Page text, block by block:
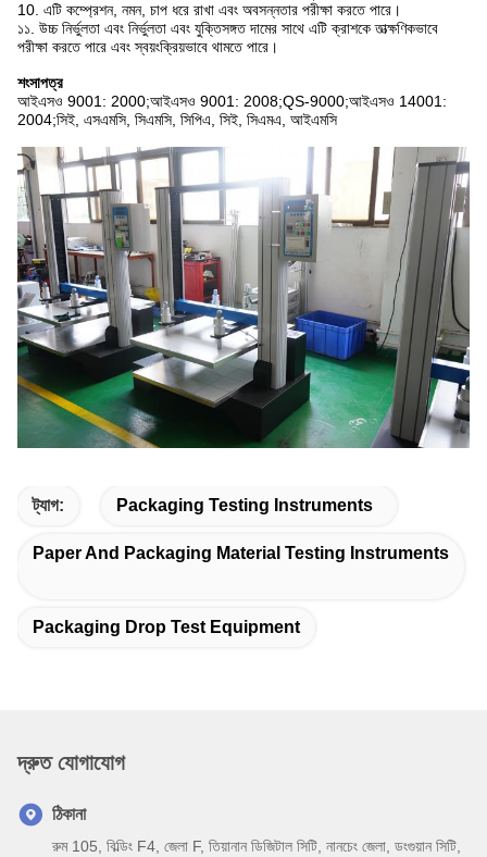
10. এটি কম্প্রেশন, নমন, চাপ ধরে রাখা এবং অবসন্নতার পরীক্ষা করতে পারে।
১১. উচ্চ নির্ভুলতা এবং নির্ভুলতা এবং যুক্তিসঙ্গত দামের সাথে এটি ক্রাশকে তাত্ক্ষণিকভাবে
পরীক্ষা করতে পারে এবং স্বয়ংক্রিয়ভাবে থামতে পারে।
শংসাপত্র
আইএসও 9001: 2000;আইএসও 9001: 2008;QS-9000;আইএসও 14001:
2004;সিই, এসএমসি, সিএমসি, সিপিএ, সিই, সিএমএ, আইএমসি
ট্যাগ: Packaging Testing Instruments
Paper And Packaging Material Testing Instruments
Packaging Drop Test Equipment
দ্রুত যোগাযোগ
ঠিকানা
রুম 105, বিল্ডিং F4, জেলা F, তিয়ানান ডিজিটাল সিটি, নানচেং জেলা, ডংগুয়ান সিটি,